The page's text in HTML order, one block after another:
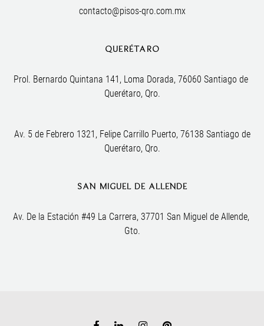
contacto@pisos-qro.com.mx
QUERÉTARO
Prol. Bernardo Quintana 141, Loma Dorada, 76060 Santiago de
Querétaro, Qro.
Av. 5 de Febrero 1321, Felipe Carrillo Puerto, 76138 Santiago de
Querétaro, Qro.
SAN MIGUEL DE ALLENDE
Av. De la Estación #49 La Carrera, 37701 San Miguel de Allende,
Gto.